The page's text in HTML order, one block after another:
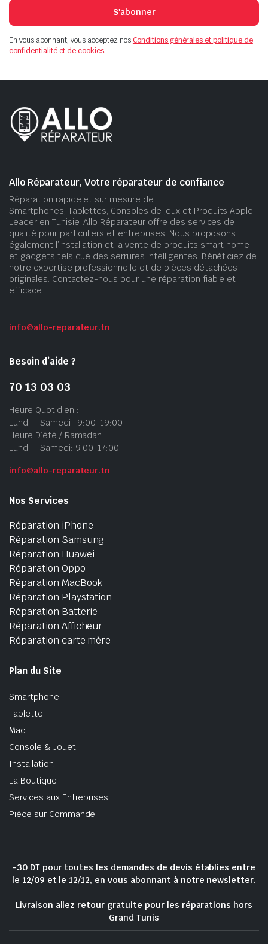
S'abonner
En vous abonnant, vous acceptez nosConditions générales et politique de
confidentialité et de cookies.
Allo Réparateur, Votre réparateur de confiance
Réparation rapide et sur mesure de
Smartphones, Tablettes, Consoles de jeux et Produits Apple.
Leader en Tunisie, Allo Réparateur offre des services de
qualité pour particuliers et entreprises. Nous proposons
également l’installation et la vente de produits smart home
et gadgets tels que des serrures intelligentes. Bénéficiez de
notre expertise professionnelle et de pièces détachées
originales. Contactez-nous pour une réparation fiable et
efficace.
info@allo-reparateur.tn
Besoin d’aide ?
70 13 03 03
Heure Quotidien :
Lundi – Samedi : 9:00-19:00
Heure D’été / Ramadan :
Lundi – Samedi: 9:00-17:00
info@allo-reparateur.tn
Nos Services
Réparation iPhone
Réparation Samsung
Réparation Huawei
Réparation Oppo
Réparation MacBook
Réparation Playstation
Réparation Batterie
Réparation Afficheur
Réparation carte mère
Plan du Site
Smartphone
Tablette
Mac
Console & Jouet
Installation
La Boutique
Services aux Entreprises
Pièce sur Commande
-30 DT pour toutes les demandes de devis établies entre
le 12/09 et le 12/12, en vous abonnant à notre newsletter.
Livraison allez retour gratuite pour les réparations hors
Grand Tunis